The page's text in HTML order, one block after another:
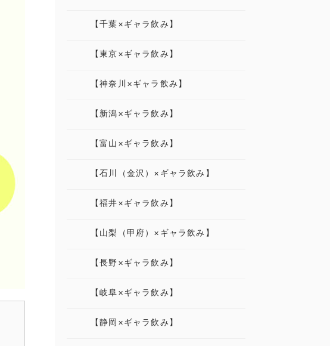
【千葉×ギャラ飲み】
【東京×ギャラ飲み】
【神奈川×ギャラ飲み】
【新潟×ギャラ飲み】
【富山×ギャラ飲み】
【石川（金沢）×ギャラ飲み】
【福井×ギャラ飲み】
【山梨（甲府）×ギャラ飲み】
【長野×ギャラ飲み】
【岐阜×ギャラ飲み】
【静岡×ギャラ飲み】